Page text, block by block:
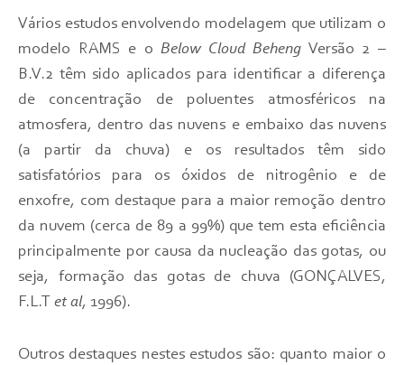
Vários estudos envolvendo modelagem que utilizam o
modelo RAMS e oBelow Cloud Beheng Versão 2 –
B.V.2 têm sido aplicados para identificar a diferença
de concentração de poluentes atmosféricos na
atmosfera, dentro das nuvens e embaixo das nuvens
(a partir da chuva) e os resultados têm sido
satisfatórios para os óxidos de nitrogênio e de
enxofre, com destaque para a maior remoção dentro
da nuvem (cerca de 89 a 99%) que tem esta eficiência
principalmente por causa da nucleação das gotas, ou
seja, formação das gotas de chuva (GONÇALVES,
F.L.T et al, 1996).
Outros destaques nestes estudos são: quanto maior o